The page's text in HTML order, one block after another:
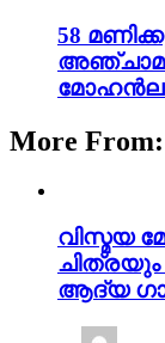
58
More From:
വിസ്മയ
ചിത്രയും
ആദ്യ